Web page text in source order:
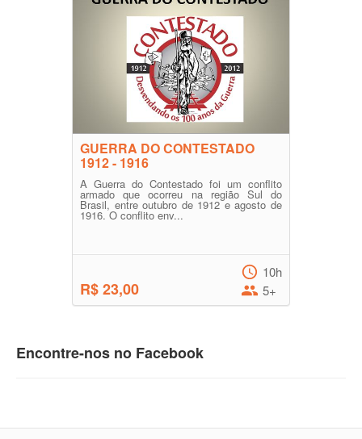
GUERRA DO CONTESTADO
1912 - 1916
A Guerra do Contestado foi um conflito
armado que ocorreu na região Sul do
Brasil, entre outubro de 1912 e agosto de
1916. O conflito env...
R$ 23,00
10h
5+
Encontre-nos no Facebook